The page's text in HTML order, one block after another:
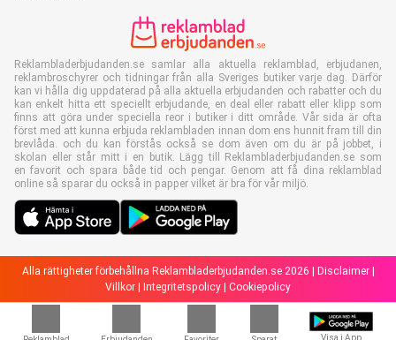
Visa i App
Reklambladerbjudanden.se samlar alla aktuella reklamblad, erbjudanen,
reklambroschyrer och tidningar från alla Sveriges butiker varje dag. Därför
kan vi hålla dig uppdaterad på alla aktuella erbjudanden och rabatter och du
kan enkelt hitta ett speciellt erbjudande, en deal eller rabatt eller klipp som
finns att göra under speciella reor i butiker i ditt område. Vår sida är ofta
först med att kunna erbjuda reklambladen innan dom ens hunnit fram till din
brevlåda. och du kan förstås också se dom även om du är på jobbet, i
skolan eller står mitt i en butik. Lägg till Reklambladerbjudanden.se som
en favorit och spara både tid och pengar. Genom att få dina reklamblad
online så sparar du också in papper vilket är bra för vår miljö.
Alla rättigheter förbehållna Reklambladerbjudanden.se 2026 | Disclaimer|
Villkor | Integritetspolicy | Cookiepolicy